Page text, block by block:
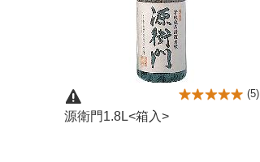
源衛門1.8L<箱入>
(5)